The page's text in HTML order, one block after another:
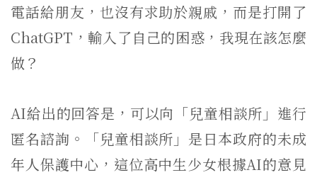
電話給朋友，也沒有求助於親戚，而是打開了
ChatGPT，輸入了自己的困惑，我現在該怎麼
做？
AI給出的回答是，可以向「兒童相談所」進行
匿名諮詢。「兒童相談所」是日本政府的未成
年人保護中心，這位高中生少女根據AI的意見